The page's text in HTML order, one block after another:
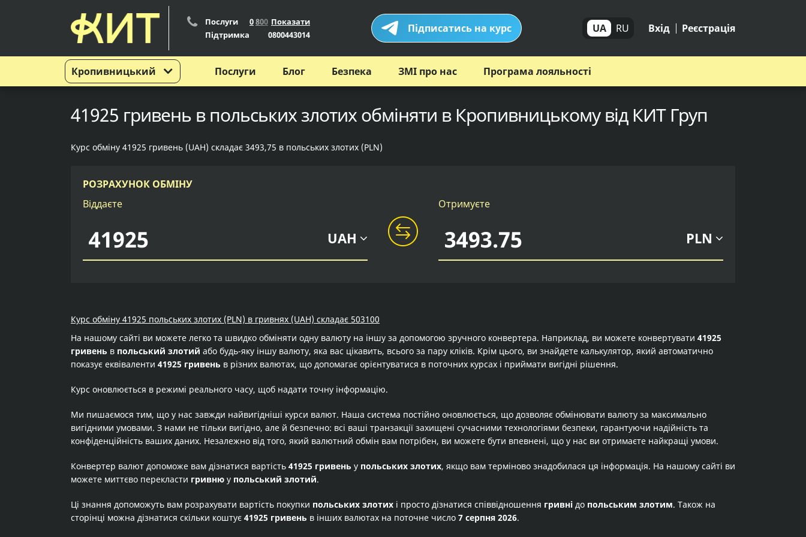
Кропивницький
Послуги 0800 Показати
Підтримка
0800443014 Підписатись на курс UA RU Вхід Реєстрація
Послуги Блог Безпека ЗМІ про нас Програма лояльності
41925 гривень в польських злотих обміняти в Кропивницькому від КИТ Груп
Курс обміну 41925 гривень (UAH) складає 3493,75 в польських злотих (PLN)
РОЗРАХУНОК ОБМІНУ
Віддаєте
UAH
Отримуєте
PLN
Курс обміну 41925 польських злотих (PLN) в гривнях (UAH) складає 503100
На нашому сайті ви можете легко та швидко обміняти одну валюту на іншу за допомогою зручного конвертера. Наприклад, ви можете конвертувати 41925
гривень в польський злотий або будь-яку іншу валюту, яка вас цікавить, всього за пару кліків. Крім цього, ви знайдете калькулятор, який автоматично
показує еквіваленти 41925 гривень в різних валютах, що допомагає орієнтуватися в поточних курсах і приймати вигідні рішення.
Курс оновлюється в режимі реального часу, щоб надати точну інформацію.
Ми пишаємося тим, що у нас завжди найвигідніші курси валют. Наша система постійно оновлюється, що дозволяє обмінювати валюту за максимально
вигідними умовами. З нами не тільки вигідно, але й безпечно: всі ваші транзакції захищені сучасними технологіями безпеки, гарантуючи надійність та
конфіденційність ваших даних. Незалежно від того, який валютний обмін вам потрібен, ви можете бути впевнені, що у нас ви отримаєте найкращі умови.
Конвертер валют допоможе вам дізнатися вартість 41925 гривень у польських злотих, якщо вам терміново знадобилася ця інформація. На нашому сайті ви
можете миттєво перекласти гривню у польський злотий.
Ці знання допоможуть вам розрахувати вартість покупки польських злотих і просто дізнатися співвідношення гривні до польським злотим. Також на
сторінці можна дізнатися скільки коштує 41925 гривень в інших валютах на поточне число 7 серпня 2026.